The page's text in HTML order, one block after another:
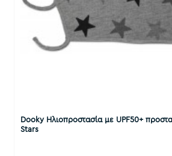
Dooky Ηλιοπροστασία με UPF50+
Stars